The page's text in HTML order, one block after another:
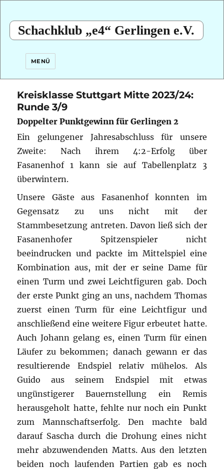
Schachklub „e4“ Gerlingen e.V.
MENÜ
Kreisklasse Stuttgart Mitte 2023/24:
Runde 3/9
Doppelter Punktgewinn für Gerlingen 2
Ein gelungener Jahresabschluss für unsere
Zweite: Nach ihrem 4:2-Erfolg über
Fasanenhof 1 kann sie auf Tabellenplatz 3
überwintern.
Unsere Gäste aus Fasanenhof konnten im
Gegensatz zu uns nicht mit der
Stammbesetzung antreten. Davon ließ sich der
Fasanenhofer Spitzenspieler nicht
beeindrucken und packte im Mittelspiel eine
Kombination aus, mit der er seine Dame für
einen Turm und zwei Leichtfiguren gab. Doch
der erste Punkt ging an uns, nachdem Thomas
zuerst einen Turm für eine Leichtfigur und
anschließend eine weitere Figur erbeutet hatte.
Auch Johann gelang es, einen Turm für einen
Läufer zu bekommen; danach gewann er das
resultierende Endspiel relativ mühelos. Als
Guido aus seinem Endspiel mit etwas
ungünstigerer Bauernstellung ein Remis
herausgeholt hatte, fehlte nur noch ein Punkt
zum Mannschaftserfolg. Den machte bald
darauf Sascha durch die Drohung eines nicht
mehr abzuwendenden Matts. Aus den letzten
beiden noch laufenden Partien gab es noch